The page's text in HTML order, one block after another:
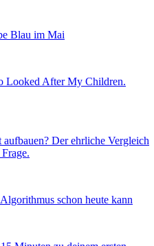
Blau im Mai
Looked After My Children.
Der ehrliche Vergleich
schon heute kann